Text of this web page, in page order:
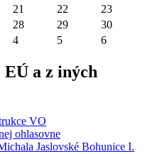
21 22
23
28 29
30
4 5 6
a z iných